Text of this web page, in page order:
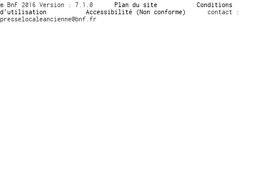
© BnF 2016 Version : 7.1.0 Plan du site
Conditions
d’utilisation
Accessibilité (Non conforme)
contact :
presselocaleancienne@bnf.fr